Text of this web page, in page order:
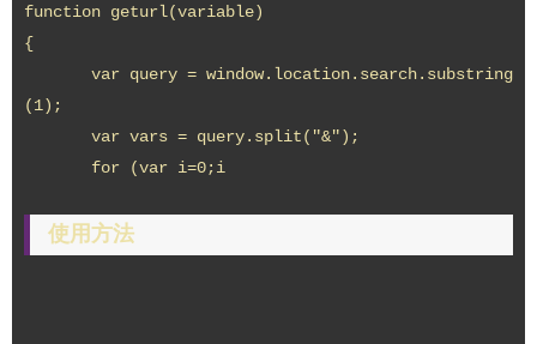
function geturl(variable)
{
(1);
       for (var i=0;i
使用方法